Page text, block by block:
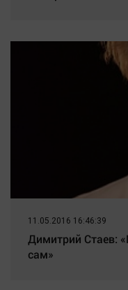
11.05.2016 16:46:39
Димитрий Стаев:
сам»